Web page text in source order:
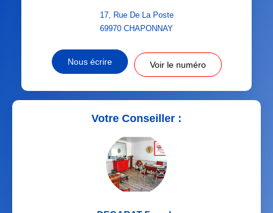
17, Rue De La Poste
69970 CHAPONNAY
Nous écrire Voir le numéro
Votre Conseiller :